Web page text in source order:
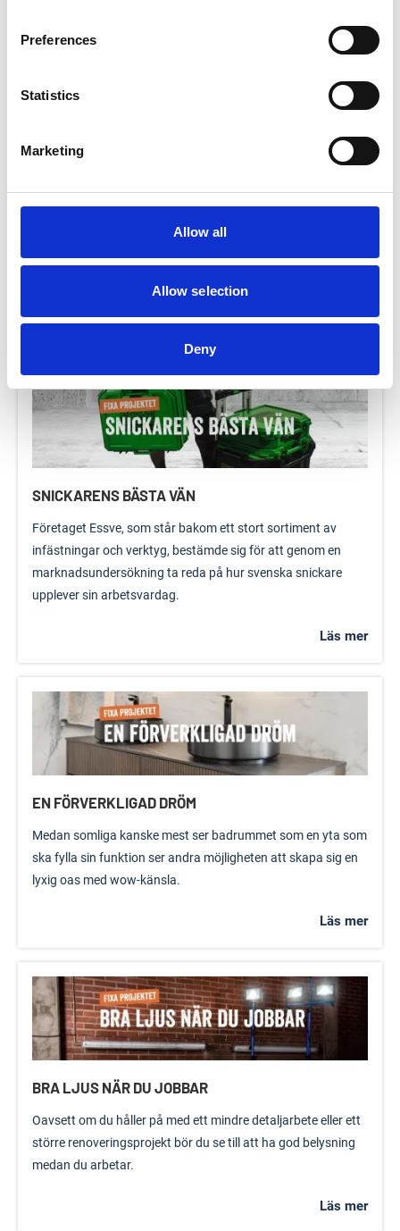
Preferences
Statistics
Marketing
Allow all
Allow selection
Deny
Läs mer
BYGG ETT WALK-IN SKAFFERI
kyl-/fryskombinationen väljer många idag att planera in ett
riktigt skafferi, som man kan gå in i nä...
SNICKARENS BÄSTA VÄN
Företaget Essve, som står bakom ett stort sortiment av
infästningar och verktyg, bestämde sig för att genom en
marknadsundersökning ta reda på hur svenska snickare
upplever sin arbetsvardag.
Läs mer
EN FÖRVERKLIGAD DRÖM
Medan somliga kanske mest ser badrummet som en yta som
ska fylla sin funktion ser andra möjligheten att skapa sig en
lyxig oas med wow-känsla.
Läs mer
BRA LJUS NÄR DU JOBBAR
Oavsett om du håller på med ett mindre detaljarbete eller ett
större renoveringsprojekt bör du se till att ha god belysning
medan du arbetar.
Läs mer